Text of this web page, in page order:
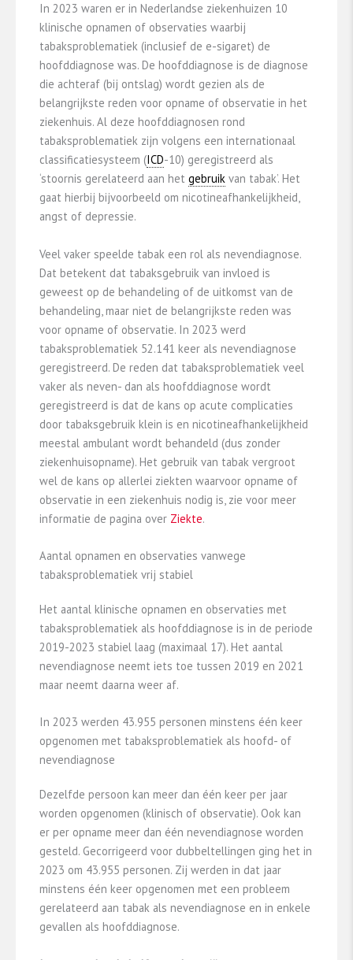
In 2023 waren er in Nederlandse ziekenhuizen 10
klinische opnamen of observaties waarbij
tabaksproblematiek (inclusief de e-sigaret) de
hoofddiagnose was. De hoofddiagnose is de diagnose
die achteraf (bij ontslag) wordt gezien als de
belangrijkste reden voor opname of observatie in het
ziekenhuis. Al deze hoofddiagnosen rond
tabaksproblematiek zijn volgens een internationaal
classificatiesysteem (ICD-10) geregistreerd als
‘stoornis gerelateerd aan het gebruik van tabak’. Het
gaat hierbij bijvoorbeeld om nicotineafhankelijkheid,
angst of depressie.
Veel vaker speelde tabak een rol als nevendiagnose.
Dat betekent dat tabaksgebruik van invloed is
geweest op de behandeling of de uitkomst van de
behandeling, maar niet de belangrijkste reden was
voor opname of observatie. In 2023 werd
tabaksproblematiek 52.141 keer als nevendiagnose
geregistreerd. De reden dat tabaksproblematiek veel
vaker als neven- dan als hoofddiagnose wordt
geregistreerd is dat de kans op acute complicaties
door tabaksgebruik klein is en nicotineafhankelijkheid
meestal ambulant wordt behandeld (dus zonder
ziekenhuisopname). Het gebruik van tabak vergroot
wel de kans op allerlei ziekten waarvoor opname of
observatie in een ziekenhuis nodig is, zie voor meer
informatie de pagina over Ziekte.
Aantal opnamen en observaties vanwege
tabaksproblematiek vrij stabiel
Het aantal klinische opnamen en observaties met
tabaksproblematiek als hoofddiagnose is in de periode
2019-2023 stabiel laag (maximaal 17). Het aantal
nevendiagnose neemt iets toe tussen 2019 en 2021
maar neemt daarna weer af.
In 2023 werden 43.955 personen minstens één keer
opgenomen met tabaksproblematiek als hoofd- of
nevendiagnose
Dezelfde persoon kan meer dan één keer per jaar
worden opgenomen (klinisch of observatie). Ook kan
er per opname meer dan één nevendiagnose worden
gesteld. Gecorrigeerd voor dubbeltellingen ging het in
2023 om 43.955 personen. Zij werden in dat jaar
minstens één keer opgenomen met een probleem
gerelateerd aan tabak als nevendiagnose en in enkele
gevallen als hoofddiagnose.